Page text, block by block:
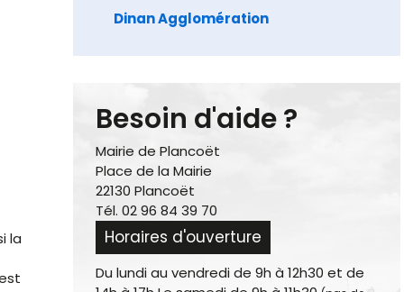
la
Dinan Agglomération
Besoin d'aide ?
Mairie de Plancoët
Place de la Mairie
22130 Plancoët
Tél. 02 96 84 39 70
Horaires d'ouverture
Du lundi au vendredi de 9h à 12h30 et de